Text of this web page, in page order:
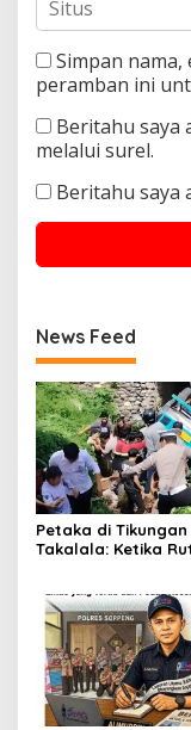
Simpan nama,
peramban ini
Beritahu saya
melalui surel.
Beritahu saya
News Feed
Petaka di Tikungan
Takalala: Ketika